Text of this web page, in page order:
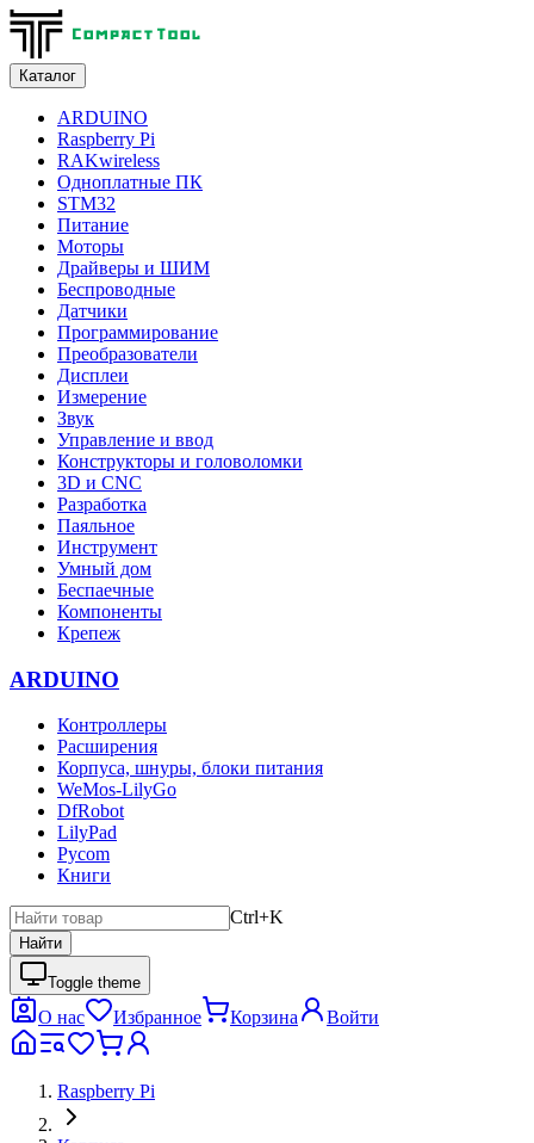
Каталог
ARDUINO
Raspberry Pi
RAKwireless
Одноплатные ПК
STM32
Питание
Моторы
Драйверы и ШИМ
Беспроводные
Датчики
Программирование
Преобразователи
Дисплеи
Измерение
Звук
Управление и ввод
Конструкторы и головоломки
3D и CNC
Разработка
Паяльное
Инструмент
Умный дом
Беспаечные
Компоненты
Крепеж
ARDUINO
Контроллеры
Расширения
Корпуса, шнуры, блоки питания
WeMos-LilyGo
DfRobot
LilyPad
Pycom
Книги
Ctrl+K
Найти
Toggle theme
О нас Избранное Корзина Войти
Raspberry Pi